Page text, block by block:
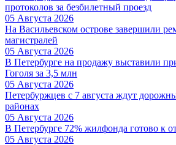
протоколов за безбилетный проезд
05 Августа 2026
На Васильевском острове завершили
магистралей
05 Августа 2026
В Петербурге на продажу выставили
Гоголя за 3,5 млн
05 Августа 2026
Петербуржцев с 7 августа ждут
районах
05 Августа 2026
В Петербурге 72% жилфонда готово к
05 Августа 2026